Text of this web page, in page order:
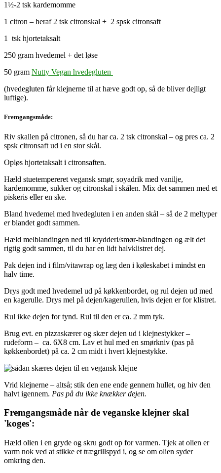
1½-2 tsk kardemomme
1 citron – heraf 2 tsk citronskal + 2 spsk citronsaft
1 tsk hjortetaksalt
250 gram hvedemel + det løse
50 gram Nutty Vegan hvedegluten
(hvedegluten får klejnerne til at hæve godt op, så de bliver dejligt
luftige).
Fremgangsmåde:
Riv skallen på citronen, så du har ca. 2 tsk citronskal – og pres ca. 2
spsk citronsaft ud i en stor skål.
Opløs hjortetaksalt i citronsaften.
Hæld stuetempereret vegansk smør, soyadrik med vanilje,
kardemomme, sukker og citronskal i skålen. Mix det sammen med et
piskeris eller en ske.
Bland hvedemel med hvedegluten i en anden skål – så de 2 meltyper
er blandet godt sammen.
Hæld melblandingen ned til krydderi/smør-blandingen og ælt det
rigtig godt sammen, til du har en lidt halvklistret dej.
Pak dejen ind i film/vitawrap og læg den i køleskabet i mindst en
halv time.
Drys godt med hvedemel ud på køkkenbordet, og rul dejen ud med
en kagerulle. Drys mel på dejen/kagerullen, hvis dejen er for klistret.
Rul ikke dejen for tynd. Rul til den er ca. 2 mm tyk.
Brug evt. en pizzaskærer og skær dejen ud i klejnestykker –
rudeform – ca. 6X8 cm. Lav et hul med en smørkniv (pas på
køkkenbordet) på ca. 2 cm midt i hvert klejnestykke.
Vrid klejnerne – altså; stik den ene ende gennem hullet, og hiv den
halvt igennem. Pas på du ikke knækker dejen.
Fremgangsmåde når de veganske klejner skal
'koges':
Hæld olien i en gryde og skru godt op for varmen. Tjek at olien er
varm nok ved at stikke et trægrillspyd i, og se om olien syder
omkring den.